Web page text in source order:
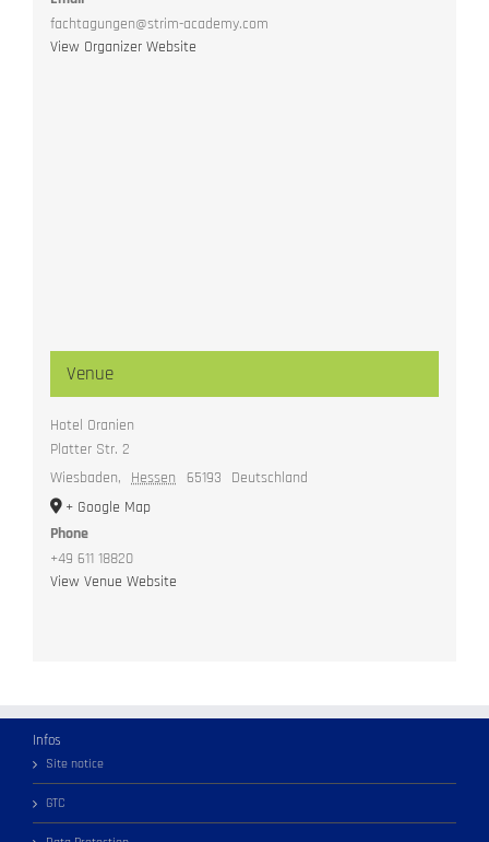
fachtagungen@strim-academy.com
View Organizer Website
Venue
Hotel Oranien
Platter Str. 2
Wiesbaden, Hessen 65193
Deutschland
+ Google Map
Phone
+49 611 18820
View Venue Website
Infos
Site notice
GTC